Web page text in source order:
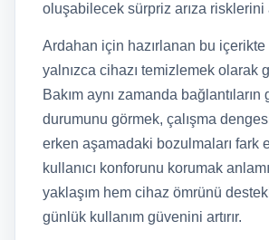
oluşabilecek sürpriz arıza risklerini
Ardahan için hazırlanan bu içerikte
yalnızca cihazı temizlemek olarak
Bakım aynı zamanda bağlantıların
durumunu görmek, çalışma
erken aşamadaki bozulmaları fark
kullanıcı konforunu korumak
yaklaşım hem cihaz ömrünü
günlük kullanım güvenini artırır.